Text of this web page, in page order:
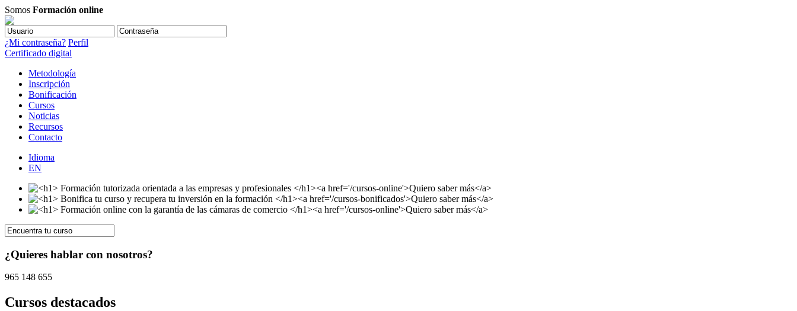
Somos Formación online
¿Mi contraseña? Perfil
Certificado digital
Metodología
Inscripción
Bonificación
Cursos
Noticias
Recursos
Contacto
Idioma
EN
¿Quieres hablar con nosotros?
965 148 655
Cursos destacados